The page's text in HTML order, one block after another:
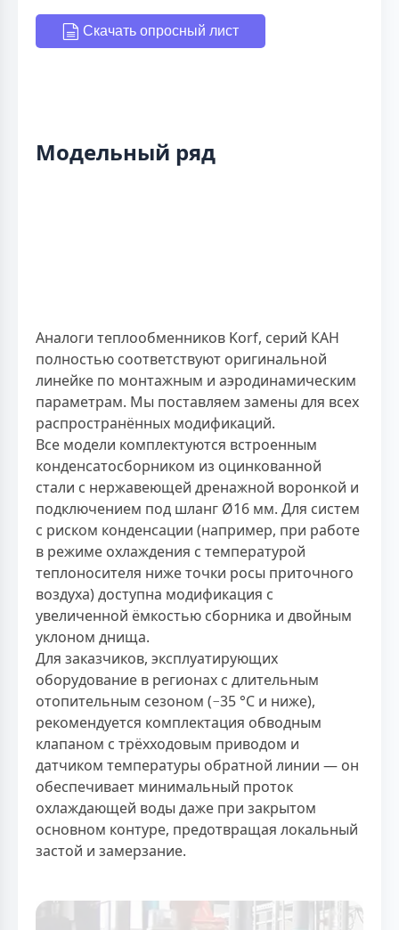
Скачать опросный лист
Модельный ряд
Аналоги теплообменников Korf, серий КАН
полностью соответствуют оригинальной
линейке по монтажным и аэродинамическим
параметрам. Мы поставляем замены для всех
распространённых модификаций.
Все модели комплектуются встроенным
конденсатосборником из оцинкованной
стали с нержавеющей дренажной воронкой и
подключением под шланг Ø16 мм. Для систем
с риском конденсации (например, при работе
в режиме охлаждения с температурой
теплоносителя ниже точки росы приточного
воздуха) доступна модификация с
увеличенной ёмкостью сборника и двойным
уклоном днища.
Для заказчиков, эксплуатирующих
оборудование в регионах с длительным
отопительным сезоном (−35 °C и ниже),
рекомендуется комплектация обводным
клапаном с трёхходовым приводом и
датчиком температуры обратной линии — он
обеспечивает минимальный проток
охлаждающей воды даже при закрытом
основном контуре, предотвращая локальный
застой и замерзание.